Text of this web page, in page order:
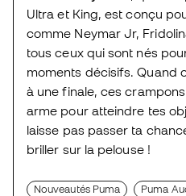
Ultra et King, est conçu
comme Neymar Jr,
tous ceux qui sont nés
moments décisifs. Quand
à une finale, ces
arme pour atteindre tes
laisse pas passer ta
briller sur la pelouse !
Nouveautés Puma Puma